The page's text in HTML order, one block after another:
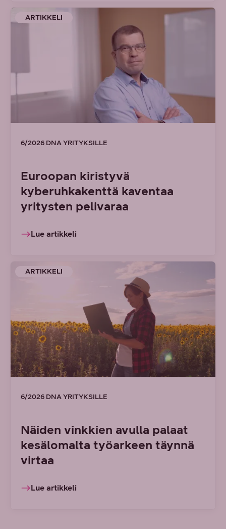
ARTIKKELI
6/2026 DNA YRITYKSILLE
Euroopan kiristyvä
kyberuhkakenttä kaventaa
yritysten pelivaraa
Lue artikkeli
ARTIKKELI
6/2026 DNA YRITYKSILLE
Näiden vinkkien avulla palaat
kesälomalta työarkeen täynnä
virtaa
Lue artikkeli